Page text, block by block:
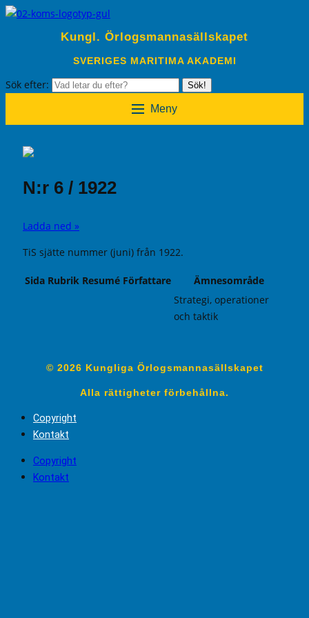
Kungl. Örlogsmannasällskapet
SVERIGES MARITIMA AKADEMI
Sök efter: Sök!
Meny
N:r 6 / 1922
Ladda ned »
TiS sjätte nummer (juni) från 1922.
Sida Rubrik Resumé Författare
Ämnesområde
Strategi, operationer
och taktik
© 2026 Kungliga Örlogsmannasällskapet
Alla rättigheter förbehållna.
Copyright
Kontakt
Copyright
Kontakt